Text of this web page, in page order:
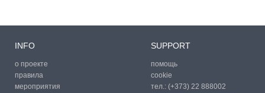
INFO
о проекте
правила
мероприятия
SUPPORT
помощь
cookie
тел.: (+373) 22 888002